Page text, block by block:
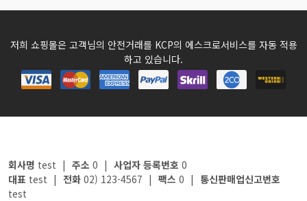
저희 쇼핑몰은 고객님의 안전거래를 KCP의 에스크로서비스를 자동 적용
하고 있습니다.
회사명 test | 주소 0 | 사업자 등록번호 0
대표 test | 전화 02) 123-4567 | 팩스 0 | 통신판매업신고번호
test